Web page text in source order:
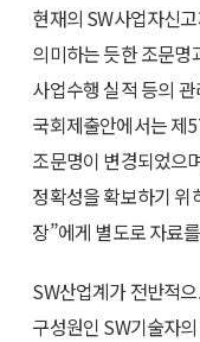
현재의 SW사업자신
의미하는 듯한 조문
사업수행 실적 등의
국회제출안에서는 제
조문명이 변경되었으
정확성을 확보하기 위
장”에게 별도로 자료
SW산업계가 전반적
구성원인 SW기술자